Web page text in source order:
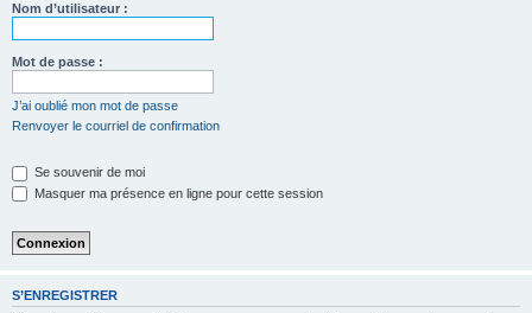
Nom d’utilisateur :
Mot de passe :
J’ai oublié mon mot de passe
Renvoyer le courriel de confirmation
Se souvenir de moi
Masquer ma présence en ligne pour cette session
S’ENREGISTRER